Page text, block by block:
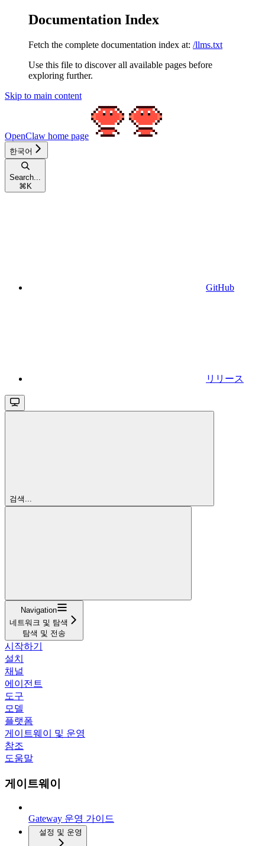
Documentation Index
Fetch the complete documentation index at: /llms.txt
Use this file to discover all available pages before
exploring further.
Skip to main content
OpenClaw home page
한국어
Search...
⌘ K
GitHub
リリース
검색...
Navigation
네트워크 및 탐색
탐색 및 전송
시작하기
설치
채널
에이전트
도구
모델
플랫폼
게이트웨이 및 운영
참조
도움말
게이트웨이
Gateway 운영 가이드
설정 및 운영